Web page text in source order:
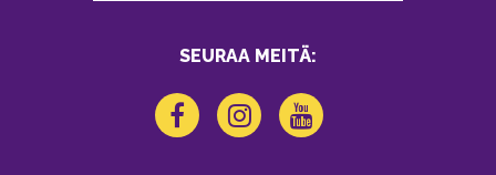
SEURAA MEITÄ: